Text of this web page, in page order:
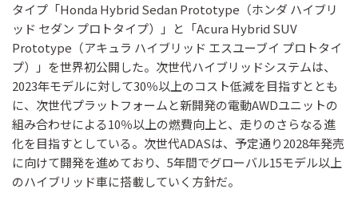
タイプ「Honda Hybrid Sedan Prototype（ホンダ ハイブリ
ッド セダン プロトタイプ）」と「Acura Hybrid SUV
Prototype（アキュラ ハイブリッド エスユーブイ プロトタイ
プ）」を世界初公開した。次世代ハイブリッドシステムは、
2023年モデルに対して30％以上のコスト低減を目指すととも
に、次世代プラットフォームと新開発の電動AWDユニットの
組み合わせによる10％以上の燃費向上と、走りのさらなる進
化を目指すとしている。次世代ADASは、予定通り2028年発売
に向けて開発を進めており、5年間でグローバル15モデル以上
のハイブリッド車に搭載していく方針だ。